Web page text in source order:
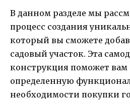
В данном разделе мы
процесс создания
который вы сможете
садовый участок. Эта
конструкция поможет вам
определенную
необходимости покупки